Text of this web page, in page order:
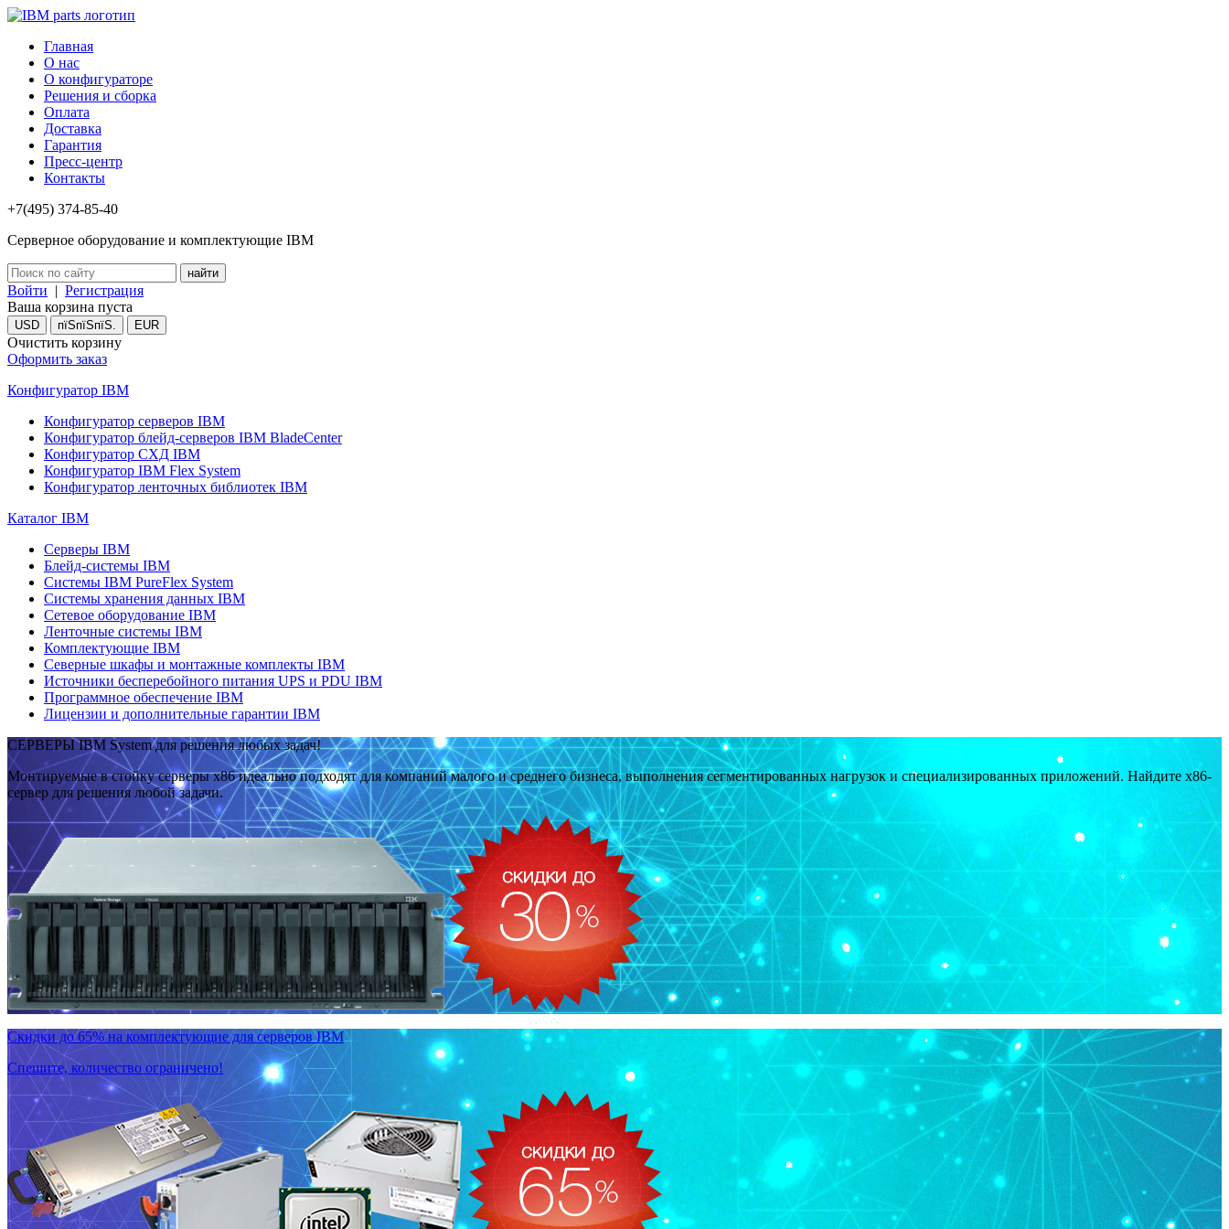
Главная
О нас
О конфигураторе
Решения и сборка
Оплата
Доставка
Гарантия
Пресс-центр
Контакты
+7(495) 374-85-40
Серверное оборудование и комплектующие IBM
Войти | Регистрация
Ваша корзина пуста
USD пїЅпїЅпїЅ. EUR
Очистить корзину
Оформить заказ
Конфигуратор IBM
Конфигуратор серверов IBM
Конфигуратор блейд-серверов IBM BladeCenter
Конфигуратор СХД IBM
Конфигуратор IBM Flex System
Конфигуратор ленточных библиотек IBM
Каталог IBM
Серверы IBM
Блейд-системы IBM
Системы IBM PureFlex System
Системы хранения данных IBM
Сетевое оборудование IBM
Ленточные системы IBM
Комплектующие IBM
Северные шкафы и монтажные комплекты IBM
Источники бесперебойного питания UPS и PDU IBM
Программное обеспечение IBM
Лицензии и дополнительные гарантии IBM
СЕРВЕРЫ IBM System для решения любых задач!
Монтируемые в стойку серверы x86 идеально подходят для компаний малого и среднего бизнеса, выполнения сегментированных нагрузок и специализированных приложений. Найдите x86-
сервер для решения любой задачи.
Скидки до 65% на комплектующие для серверов IBM
Спешите, количество ограничено!